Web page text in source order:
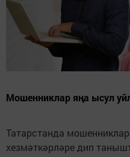
Мошенниклар яңа ысул
Татарстанда
хезмәткәрләре дип